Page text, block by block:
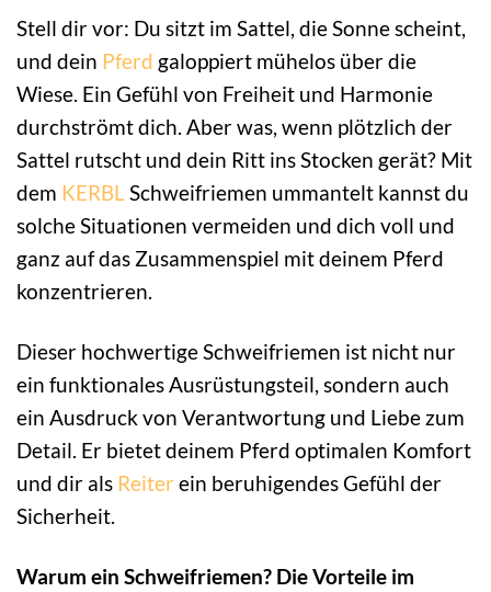
Stell dir vor: Du sitzt im Sattel, die Sonne scheint,
und dein Pferd galoppiert mühelos über die
Wiese. Ein Gefühl von Freiheit und Harmonie
durchströmt dich. Aber was, wenn plötzlich der
Sattel rutscht und dein Ritt ins Stocken gerät? Mit
dem KERBLSchweifriemen ummantelt kannst du
solche Situationen vermeiden und dich voll und
ganz auf das Zusammenspiel mit deinem Pferd
konzentrieren.
Dieser hochwertige Schweifriemen ist nicht nur
ein funktionales Ausrüstungsteil, sondern auch
ein Ausdruck von Verantwortung und Liebe zum
Detail. Er bietet deinem Pferd optimalen Komfort
und dir als Reiter ein beruhigendes Gefühl der
Sicherheit.
Warum ein Schweifriemen? Die Vorteile im